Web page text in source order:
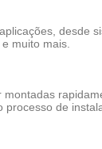
desde
muito mais.
de